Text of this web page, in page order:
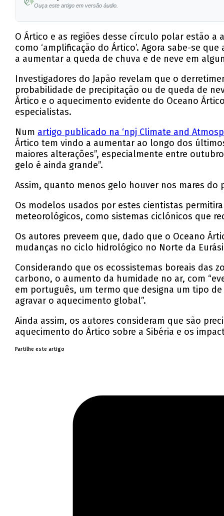
Ouça este artigo em versão áudio.
O Ártico e as regiões desse círculo polar estão
como ‘amplificação do Ártico’. Agora sabe-se
a aumentar a queda de chuva e de neve em
Investigadores do Japão revelam que o
probabilidade de precipitação ou de queda de
Ártico e o aquecimento evidente do Oceano
especialistas.
Num artigo publicado na ‘npj Climate and
Ártico tem vindo a aumentar ao longo dos
maiores alterações”, especialmente entre
gelo é ainda grande”.
Assim, quanto menos gelo houver nos mares do
Os modelos usados por estes cientistas
meteorológicos, como sistemas ciclónicos que
Os autores preveem que, dado que o Oceano
mudanças no ciclo hidrológico no Norte da
Considerando que os ecossistemas boreais das
carbono, o aumento da humidade no ar, com
em português, um termo que designa um tipo
agravar o aquecimento global”.
Ainda assim, os autores consideram que são
aquecimento do Ártico sobre a Sibéria e os
Partilhe este artigo